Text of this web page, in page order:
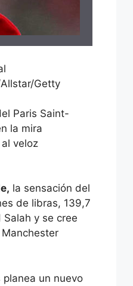
Getty
Paris Saint-
la mira
veloz
la sensación del
de libras, 139,7
y se cree
Manchester
un nuevo